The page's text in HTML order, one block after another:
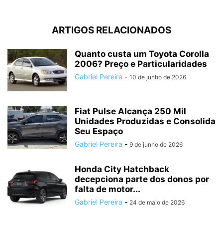
ARTIGOS RELACIONADOS
Quanto custa um Toyota Corolla
2006? Preço e Particularidades
Gabriel Pereira - 10 de junho de 2026
Fiat Pulse Alcança 250 Mil
Unidades Produzidas e Consolida
Seu Espaço
Gabriel Pereira - 9 de junho de 2026
Honda City Hatchback
decepciona parte dos donos por
falta de motor...
Gabriel Pereira - 24 de maio de 2026